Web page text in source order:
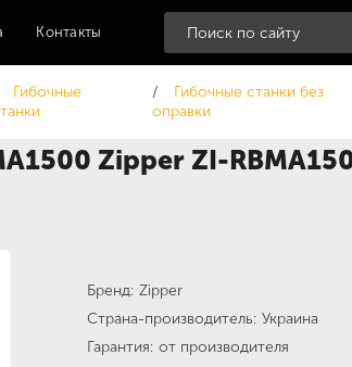
Контакты
Гибочные
Гибочные станки без
оправки
Zipper ZI-
Бренд Zipper
Страна-производитель Украина
Гарантия от производителя